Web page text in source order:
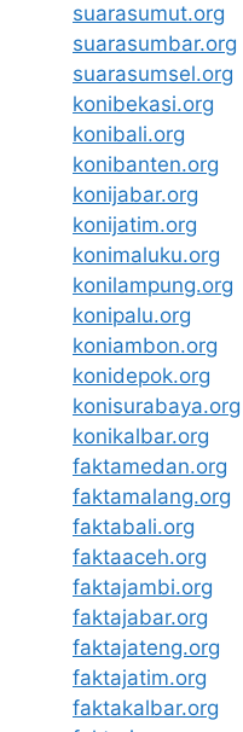
suarasumut.org
suarasumbar.org
suarasumsel.org
konibekasi.org
konibali.org
konibanten.org
konijabar.org
konijatim.org
konimaluku.org
konilampung.org
konipalu.org
koniambon.org
konidepok.org
konisurabaya.org
konikalbar.org
faktamedan.org
faktamalang.org
faktabali.org
faktaaceh.org
faktajambi.org
faktajabar.org
faktajateng.org
faktajatim.org
faktakalbar.org